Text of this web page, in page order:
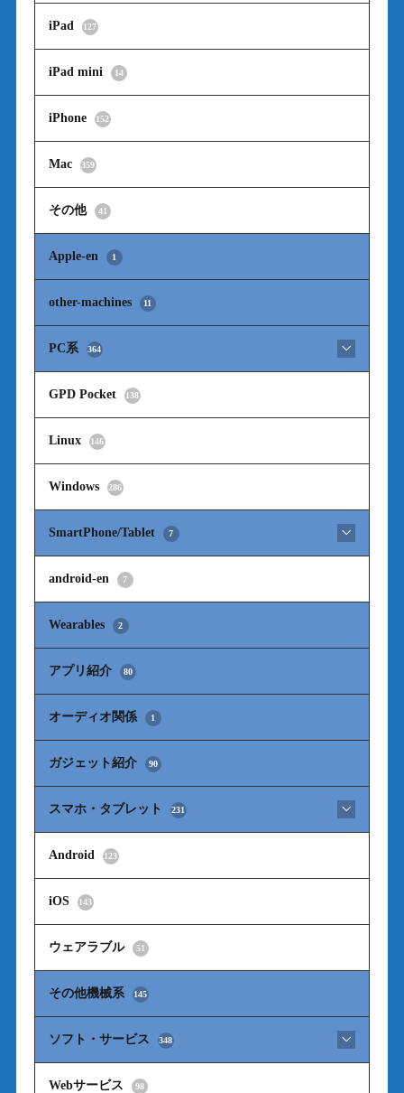
iPad 127
iPad mini 14
iPhone 152
Mac 359
その他 41
Apple-en 1
other-machines 11
PC系 364
GPD Pocket 138
Linux 146
Windows 286
SmartPhone/Tablet 7
android-en 7
Wearables 2
アプリ紹介 80
オーディオ関係 1
ガジェット紹介 90
スマホ・タブレット 231
Android 123
iOS 143
ウェアラブル 51
その他機械系 145
ソフト・サービス 348
Webサービス 98